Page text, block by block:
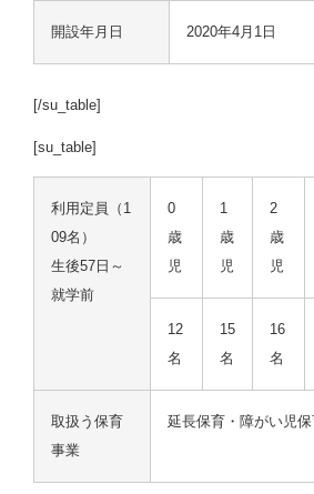
開設年月日 2020年4月1日
[/su_table]
[su_table]
利用定員（1
09名）
生後57日～
就学前
0
歳
児
1
歳
児
2
歳
児
12
名
15
名
16
名
取扱う保育
事業
延長保育・障がい児